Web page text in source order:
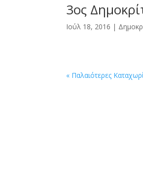
3ος
Ιούλ 18, 2016 |
« Παλαιότερες